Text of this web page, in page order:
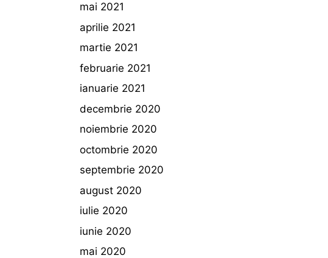
mai 2021
aprilie 2021
martie 2021
februarie 2021
ianuarie 2021
decembrie 2020
noiembrie 2020
octombrie 2020
septembrie 2020
august 2020
iulie 2020
iunie 2020
mai 2020